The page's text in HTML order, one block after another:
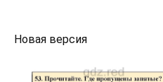
Новая версия